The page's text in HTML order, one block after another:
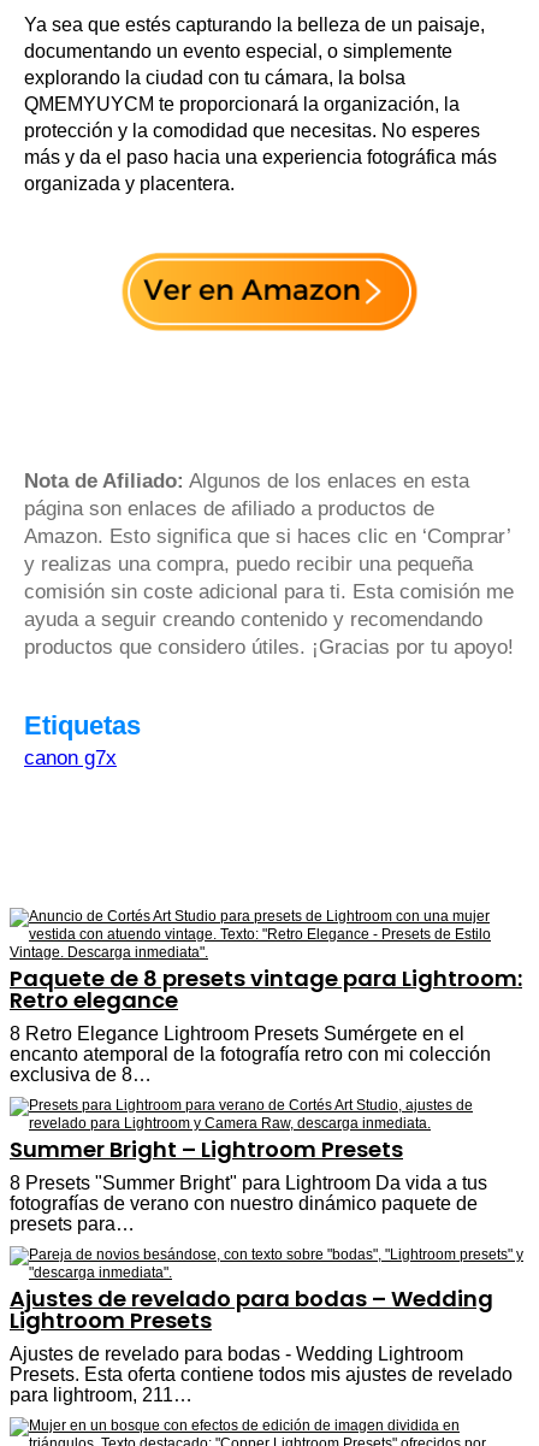
Ya sea que estés capturando la belleza de un paisaje,
documentando un evento especial, o simplemente
explorando la ciudad con tu cámara, la bolsa
QMEMYUYCM te proporcionará la organización, la
protección y la comodidad que necesitas. No esperes
más y da el paso hacia una experiencia fotográfica más
organizada y placentera.
Nota de Afiliado: Algunos de los enlaces en esta
página son enlaces de afiliado a productos de
Amazon. Esto significa que si haces clic en ‘Comprar’
y realizas una compra, puedo recibir una pequeña
comisión sin coste adicional para ti. Esta comisión me
ayuda a seguir creando contenido y recomendando
productos que considero útiles. ¡Gracias por tu apoyo!
Etiquetas
canon g7x
Paquete de 8 presets vintage para Lightroom:
Retro elegance
8 Retro Elegance Lightroom Presets Sumérgete en el
encanto atemporal de la fotografía retro con mi colección
exclusiva de 8…
Summer Bright – Lightroom Presets
8 Presets "Summer Bright" para Lightroom Da vida a tus
fotografías de verano con nuestro dinámico paquete de
presets para…
Ajustes de revelado para bodas – Wedding
Lightroom Presets
Ajustes de revelado para bodas - Wedding Lightroom
Presets. Esta oferta contiene todos mis ajustes de revelado
para lightroom, 211…